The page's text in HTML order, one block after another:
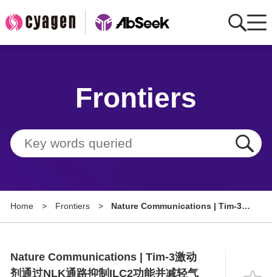
Tools
About
Language
Frontiers
Home > Frontiers >
Nature Communications | Tim-3激
Nature Communications | Tim-3激动
剂通过NLK通路抑制ILC2功能并减轻气